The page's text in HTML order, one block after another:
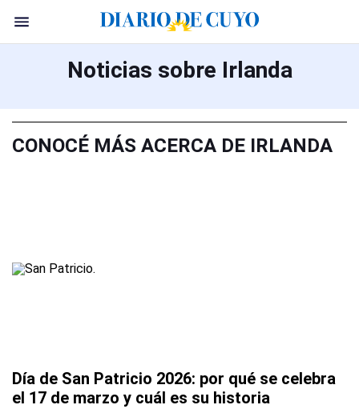
Noticias sobre Irlanda
CONOCÉ MÁS ACERCA DE IRLANDA
Día de San Patricio 2026: por qué se celebra
el 17 de marzo y cuál es su historia